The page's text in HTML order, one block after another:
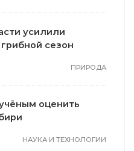
усилили
сезон
ПРИРОДА
оценить
НАУКА И ТЕХНОЛОГИИ